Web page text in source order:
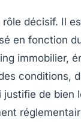
décisif. Il
en fonction
immobilier,
conditions,
justifie de bien